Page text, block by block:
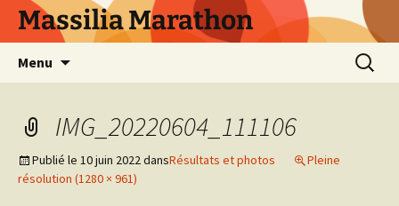
AllerMassilia Marathon
Menu
IMG_20220604_111106
Publié le 10 juin 2022dansRésultats et photos
Pleine
résolution (1280 × 961)